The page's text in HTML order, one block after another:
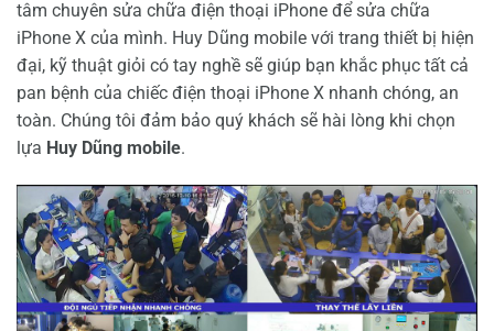
tâm chuyên sửa chữa điện thoại iPhone để sửa chữa
iPhone X của mình. Huy Dũng mobile với trang thiết bị hiện
đại, kỹ thuật giỏi có tay nghề sẽ giúp bạn khắc phục tất cả
pan bệnh của chiếc điện thoại iPhone X nhanh chóng, an
toàn. Chúng tôi đảm bảo quý khách sẽ hài lòng khi chọn
lựa Huy Dũng mobile.